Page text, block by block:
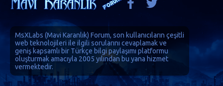
MsXLabs (Mavi Karanlık) Forum, son kullanıcıların çeşitli
web teknolojileri ile ilgili sorularını cevaplamak ve
geniş kapsamlı bir Türkçe bilgi paylaşımı platformu
oluşturmak amacıyla 2005 yılından bu yana hizmet
vermektedir.